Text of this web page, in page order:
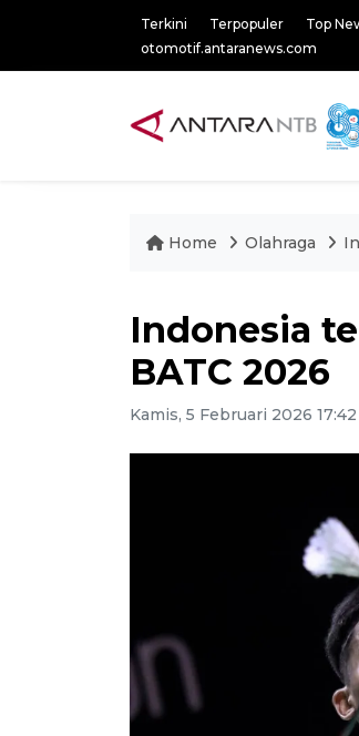
Terkini Terpopuler Top
otomotif.antaranews.com
Home Olahraga
Indonesia
BATC 2026
Kamis, 5 Februari 2026